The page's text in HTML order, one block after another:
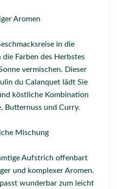
Aromen
in die
Farben des Herbstes
vermischen. Dieser
du Calanquet lädt Sie
köstliche Kombination
Butternuss und Curry.
Mischung
Aufstrich offenbart
und komplexer Aromen.
wunderbar zum leicht